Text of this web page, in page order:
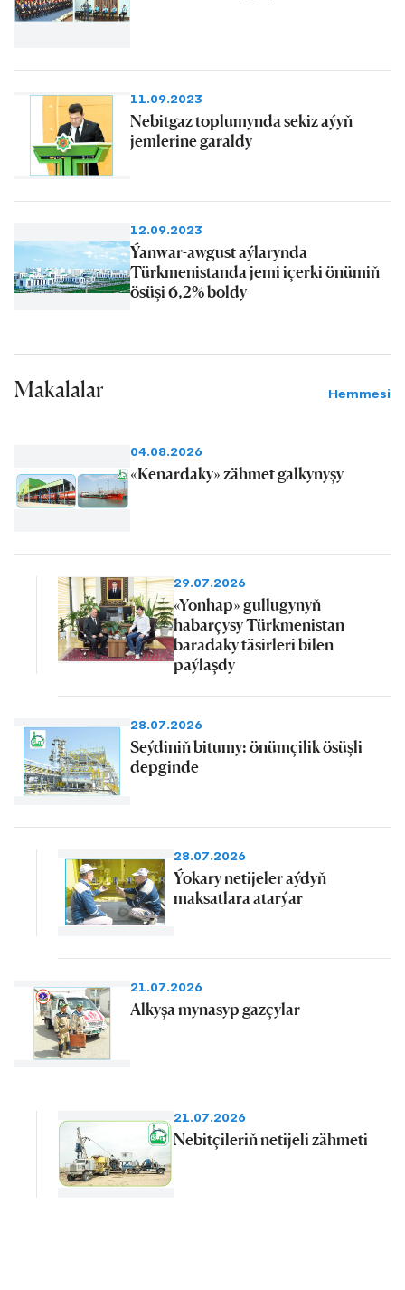
11.09.2023
Nebitgaz toplumynda sekiz aýyň
jemlerine garaldy
12.09.2023
Ýanwar-awgust aýlarynda
Türkmenistanda jemi içerki önümiň
ösüşi 6,2% boldy
Makalalar Hemmesi
04.08.2026
«Kenardaky» zähmet galkynyşy
29.07.2026
«Yonhap» gullugynyň
habarçysy Türkmenistan
baradaky täsirleri bilen
paýlaşdy
28.07.2026
Seýdiniň bitumy: önümçilik ösüşli
depginde
28.07.2026
Ýokary netijeler aýdyň
maksatlara atarýar
21.07.2026
Alkyşa mynasyp gazçylar
21.07.2026
Nebitçileriň netijeli zähmeti